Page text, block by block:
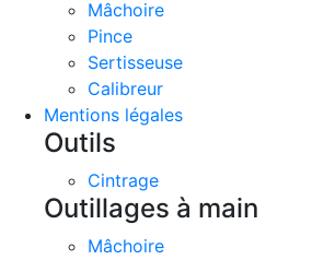
Mâchoire
Pince
Sertisseuse
Calibreur
Mentions légales
Outils
Cintrage
Outillages à main
Mâchoire